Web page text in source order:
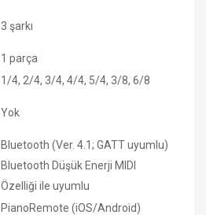
3 şarkı
1 parça
1/4, 2/4, 3/4, 4/4, 5/4, 3/8, 6/8
Yok
Bluetooth (Ver. 4.1; GATT uyumlu)
Bluetooth Düşük Enerji MIDI
Özelliği ile uyumlu
PianoRemote (iOS/Android)